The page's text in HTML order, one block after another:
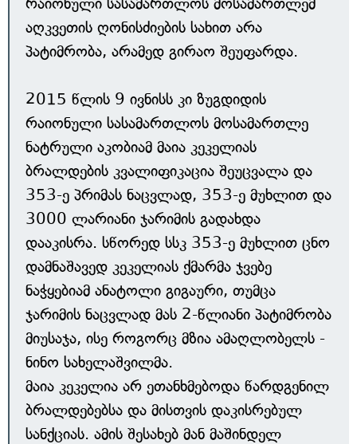
აღკვეთის ღონისძიების სახით არა
პატიმრობა, არამედ გირაო შეუფარდა.
2015 წლის 9 ივნისს კი ზუგდიდის
რაიონული სასამართლოს მოსამართლე
ნატრული აკობიამ მაია კეკელიას
ბრალდების კვალიფიკაცია შეუცვალა და
353-ე პრიმას ნაცვლად, 353-ე მუხლით და
3000 ლარიანი ჯარიმის გადახდა
დააკისრა. სწორედ სსკ 353-ე მუხლით ცნო
დამნაშავედ კეკელიას ქმარმა ჯვებე
ნაჭყებიამ ანატოლი გიგაური, თუმცა
ჯარიმის ნაცვლად მას 2-წლიანი პატიმრობა
მიუსაჯა, ისე როგორც მზია ამაღლობელს -
ნინო სახელაშვილმა.
მაია კეკელია არ ეთანხმებოდა წარდგენილ
ბრალდებებსა და მისთვის დაკისრებულ
სანქციას. ამის შესახებ მან მაშინდელ